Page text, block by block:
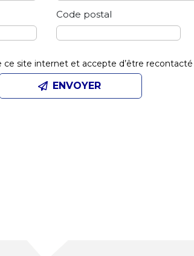
Code postal
ce site internet et accepte d’être
ENVOYER